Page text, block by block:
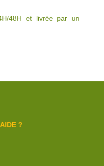
48H et livrée par un
?